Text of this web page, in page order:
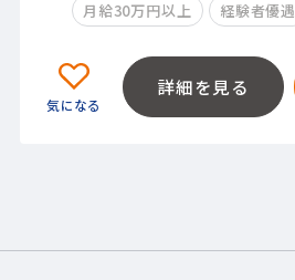
月給30万円以上 経験者優遇
詳細を見る